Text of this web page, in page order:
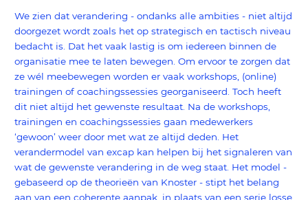
We zien dat verandering - ondanks alle ambities - niet altijd
doorgezet wordt zoals het op strategisch en tactisch niveau
bedacht is. Dat het vaak lastig is om iedereen binnen de
organisatie mee te laten bewegen. Om ervoor te zorgen dat
ze wél meebewegen worden er vaak workshops, (online)
trainingen of coachingssessies georganiseerd. Toch heeft
dit niet altijd het gewenste resultaat. Na de workshops,
trainingen en coachingssessies gaan medewerkers
‘gewoon’ weer door met wat ze altijd deden. Het
verandermodel van excap kan helpen bij het signaleren van
wat de gewenste verandering in de weg staat. Het model -
gebaseerd op de theorieën van Knoster - stipt het belang
aan van een coherente aanpak, in plaats van een serie losse